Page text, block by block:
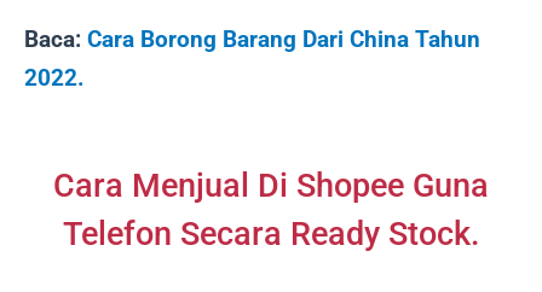
Baca: Cara Borong Barang Dari China Tahun
2022.
Cara Menjual Di Shopee Guna
Telefon Secara Ready Stock.